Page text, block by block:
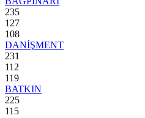
235
127
108
DANİŞMENT
231
112
119
BATKIN
225
115